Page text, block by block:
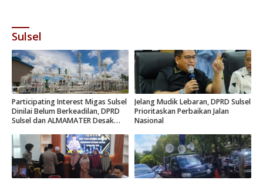
Sulsel
Participating Interest Migas Sulsel
Dinilai Belum Berkeadilan, DPRD
Sulsel dan ALMAMATER Desak
Jelang Mudik Lebaran, DPRD Sulsel
Prioritaskan Perbaikan Jalan
Nasional